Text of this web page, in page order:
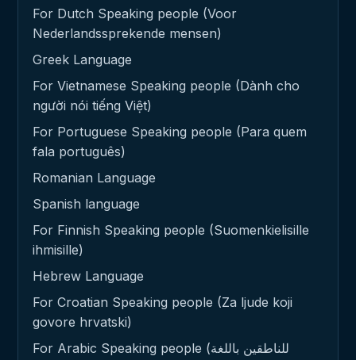
For Dutch Speaking people (Voor
Nederlandssprekende mensen)
Greek Language
For Vietnamese Speaking people (Dành cho
người nói tiếng Việt)
For Portuguese Speaking people (Para quem
fala português)
Romanian Language
Spanish language
For Finnish Speaking people (Suomenkielisille
ihmisille)
Hebrew Language
For Croatian Speaking people (Za ljude koji
govore hrvatski)
For Arabic Speaking people (للناطقين باللغة